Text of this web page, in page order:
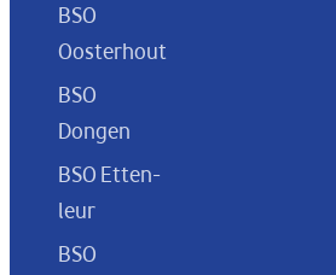
BSO
Oosterhout
BSO
Dongen
BSO Etten-
leur
BSO